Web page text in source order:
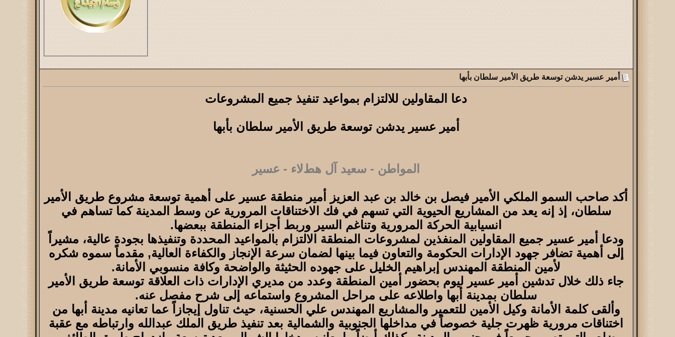
أمير عسير يدشن توسعة طريق الأمير سلطان بأبها
دعا المقاولين للالتزام بمواعيد تنفيذ جميع المشروعات
أمير عسير يدشن توسعة طريق الأمير سلطان بأبها
المواطن - سعيد آل هطﻻء - عسير
أكد صاحب السمو الملكي الأمير فيصل بن خالد بن عبد العزيز أمير منطقة عسير على أهمية توسعة مشروع طريق الأمير
سلطان، إذ إنه يعد من المشاريع الحيوية التي تسهم في فك الاختناقات المرورية عن وسط المدينة كما تساهم في
انسيابية الحركة المرورية وتناغم السير وربط أجزاء المنطقة ببعضها.
ودعا أمير عسير جميع المقاولين المنفذين لمشروعات المنطقة الالتزام بالمواعيد المحددة وتنفيذها بجودة عالية، مشيراً
إلى أهمية تضافر جهود الإدارات الحكومة والتعاون فيما بينها لضمان سرعة الإنجاز والكفاءة العالية, مقدماً سموه شكره
لأمين المنطقة المهندس إبراهيم الخليل على جهوده الحثيثة والواضحة وكافة منسوبي الأمانة.
جاء ذلك خلال تدشين أمير عسير ليوم بحضور أمين المنطقة وعدد من مديري الإدارات ذات العلاقة توسعة طريق الأمير
سلطان بمدينة أبها واطلاعه على مراحل المشروع واستماعه إلى شرح مفصل عنه.
وألقى كلمة الأمانة وكيل الأمين للتعمير والمشاريع المهندس علي الحسنية، حيث تناول إيجازاً عما تعانيه مدينة أبها من
اختناقات مرورية ظهرت جلية خصوصاً في مداخلها الجنوبية والشمالية بعد تنفيذ طريق الملك عبدالله وارتباطه مع عقبة